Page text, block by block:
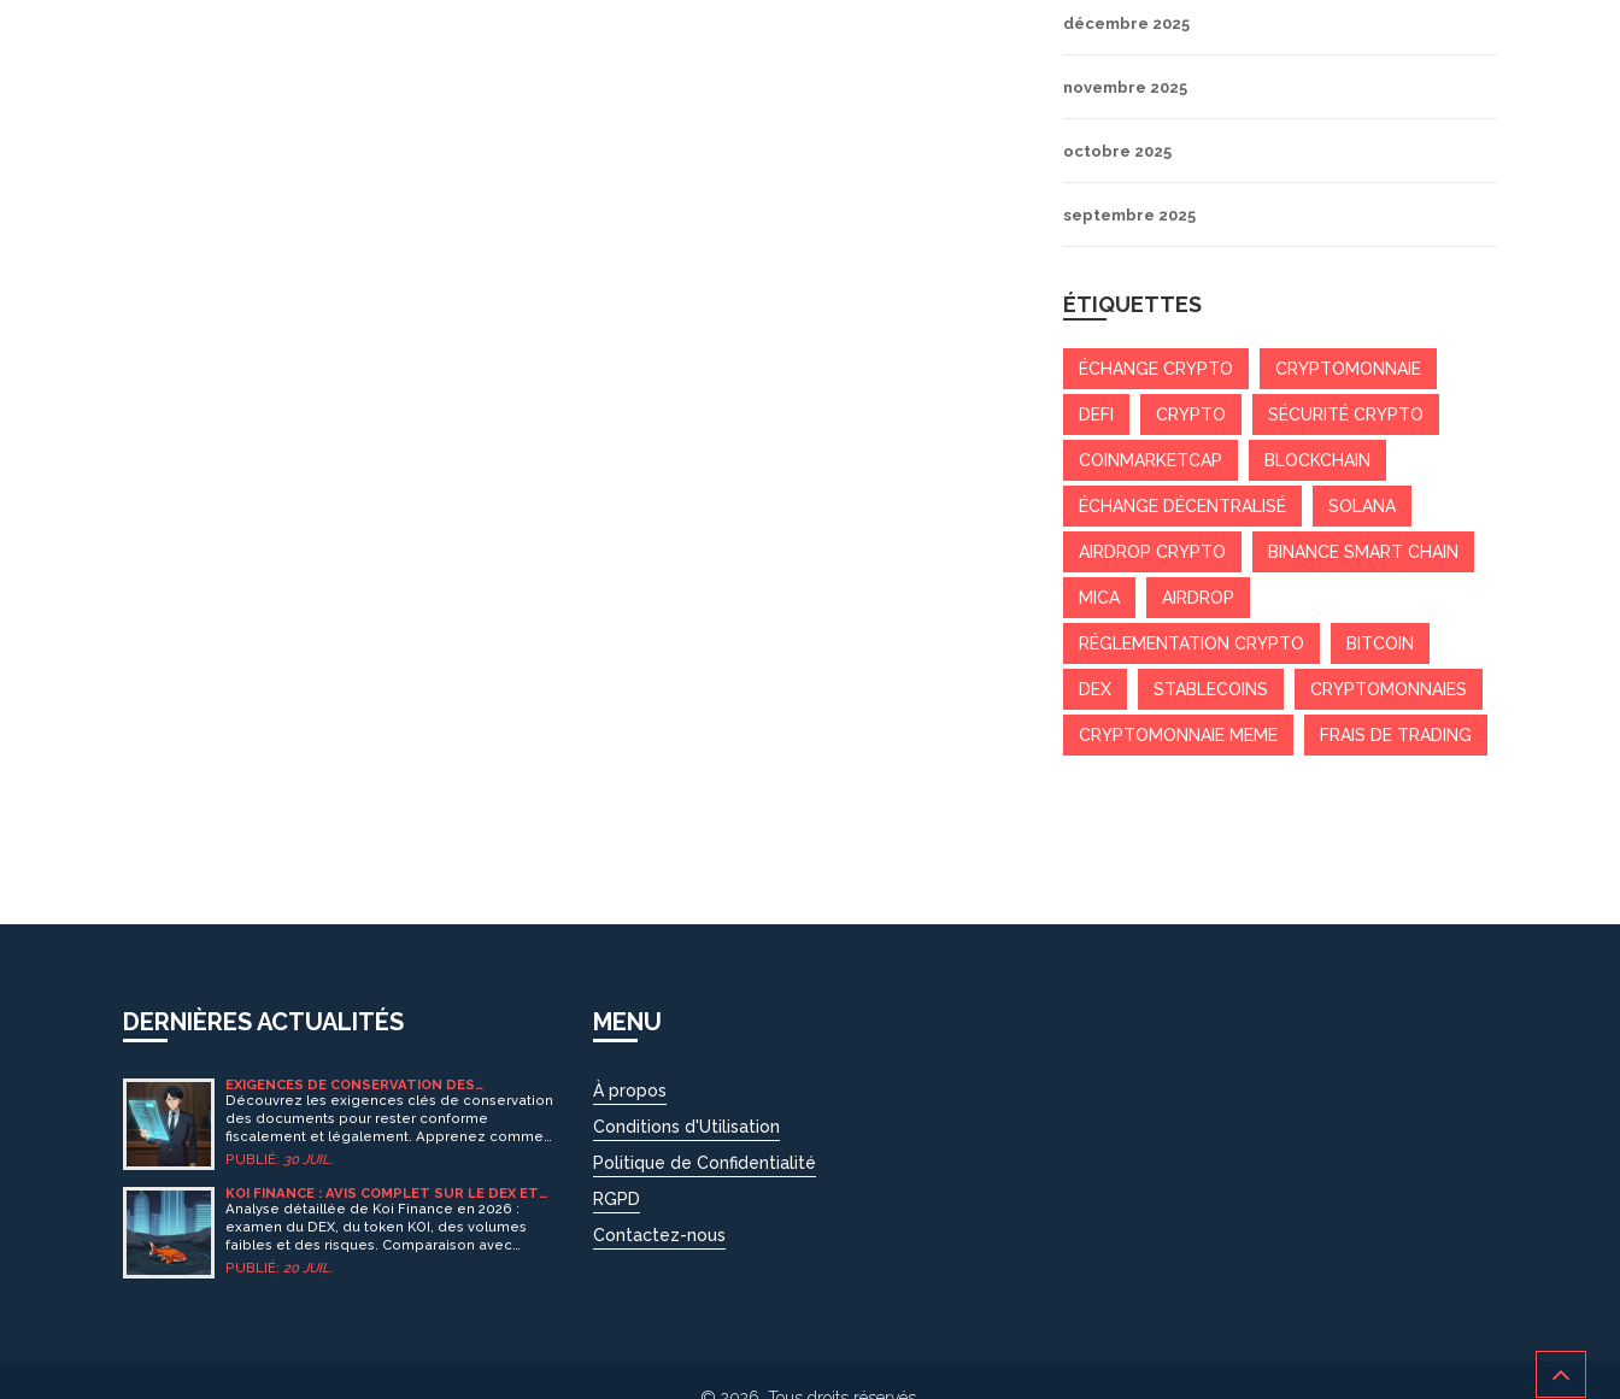
décembre 2025
novembre 2025
octobre 2025
septembre 2025
ÉTIQUETTES
ÉCHANGE CRYPTO CRYPTOMONNAIE
DEFI CRYPTO SÉCURITÉ CRYPTO
COINMARKETCAP BLOCKCHAIN
ÉCHANGE DÉCENTRALISÉ SOLANA
AIRDROP CRYPTO BINANCE SMART CHAIN
MICA AIRDROP
RÉGLEMENTATION CRYPTO BITCOIN
DEX STABLECOINS CRYPTOMONNAIES
CRYPTOMONNAIE MEME FRAIS DE TRADING
DERNIÈRES ACTUALITÉS
EXIGENCES DE CONSERVATION DES
DOCUMENTS : GUIDE COMPLET POUR LA
CONFORMITÉ BLOCKCHAIN
Découvrez les exigences clés de conservation
des documents pour rester conforme
fiscalement et légalement. Apprenez comment
la blockchain garantit l'intégrité des données
PUBLIÉ: 30 JUIL.
KOI FINANCE : AVIS COMPLET SUR LE DEX ET
LE TOKEN KOI EN 2026
Analyse détaillée de Koi Finance en 2026 :
examen du DEX, du token KOI, des volumes
faibles et des risques. Comparaison avec
Uniswap et conseils d'investissement.
PUBLIÉ: 20 JUIL.
MENU
À propos
Conditions d'Utilisation
Politique de Confidentialité
RGPD
Contactez-nous